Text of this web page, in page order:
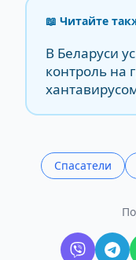
📖 Читайте
В Беларуси
контроль на
Спасатели